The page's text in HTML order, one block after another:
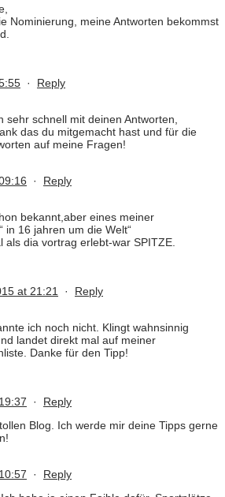
Nominierung, meine Antworten bekommst
· Reply
sehr schnell mit deinen Antworten,
das du mitgemacht hast und für die
auf meine Fragen!
· Reply
bekannt,aber eines meiner
in 16 jahren um die Welt“
als dia vortrag erlebt-war SPITZE.
at 21:21 · Reply
ich noch nicht. Klingt wahnsinnig
landet direkt mal auf meiner
Danke für den Tipp!
· Reply
Blog. Ich werde mir deine Tipps gerne
· Reply